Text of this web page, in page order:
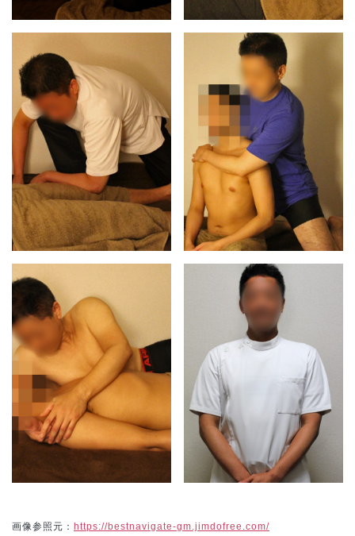
画像参照元： https://bestnavigate-gm.jimdofree.com/